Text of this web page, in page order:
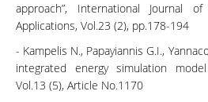
approach”, International Journal
Applications, Vol.23 (2), pp.178-194
- Kampelis N., Papayiannis G.I.,
integrated energy simulation
Vol.13 (5), Article No.1170